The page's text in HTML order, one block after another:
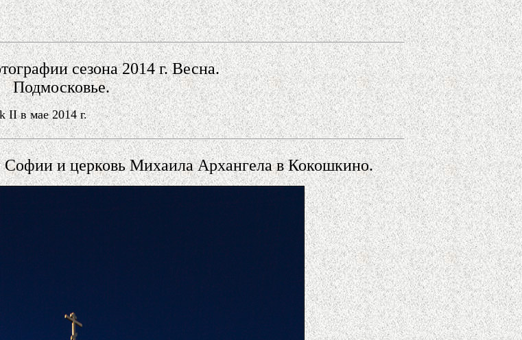
сезона 2014 г. Весна.
Подмосковье.
II в мае 2014 г.
и церковь Михаила Архангела в Кокошкино.